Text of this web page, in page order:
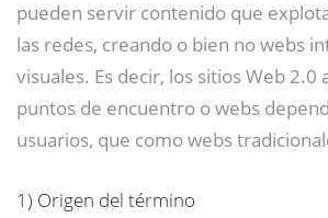
pueden servir contenido que
las redes, creando o bien no webs
visuales. Es decir, los sitios Web 2.0
puntos de encuentro o webs
usuarios, que como webs
1) Origen del término